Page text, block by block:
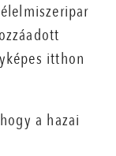
itthon
a hazai